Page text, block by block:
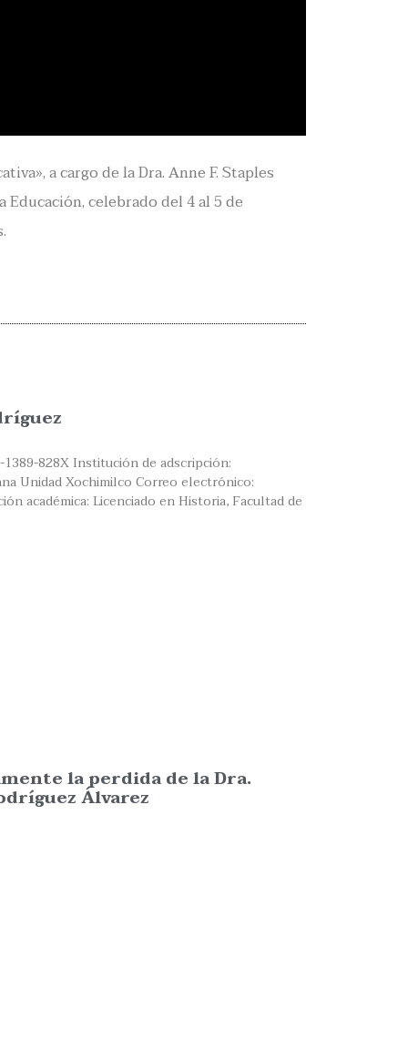
a cargo de la Dra. Anne F. Staples
celebrado del 4 al 5 de
828X Institución de adscripción:
Unidad Xochimilco Correo electrónico:
académica: Licenciado en Historia, Facultad de
la perdida de la Dra.
Álvarez